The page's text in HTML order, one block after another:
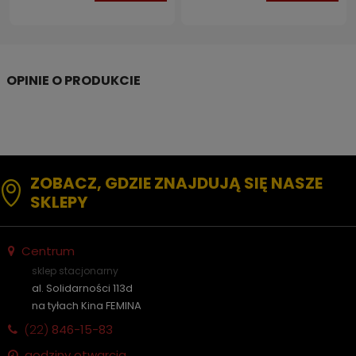
ZOBACZ, GDZIE ZNAJDUJĄ SIĘ NASZE
SKLEPY
Centrum
sklep stacjonarny
al. Solidarności 113d
na tyłach Kina FEMINA
(22) 846-15-83